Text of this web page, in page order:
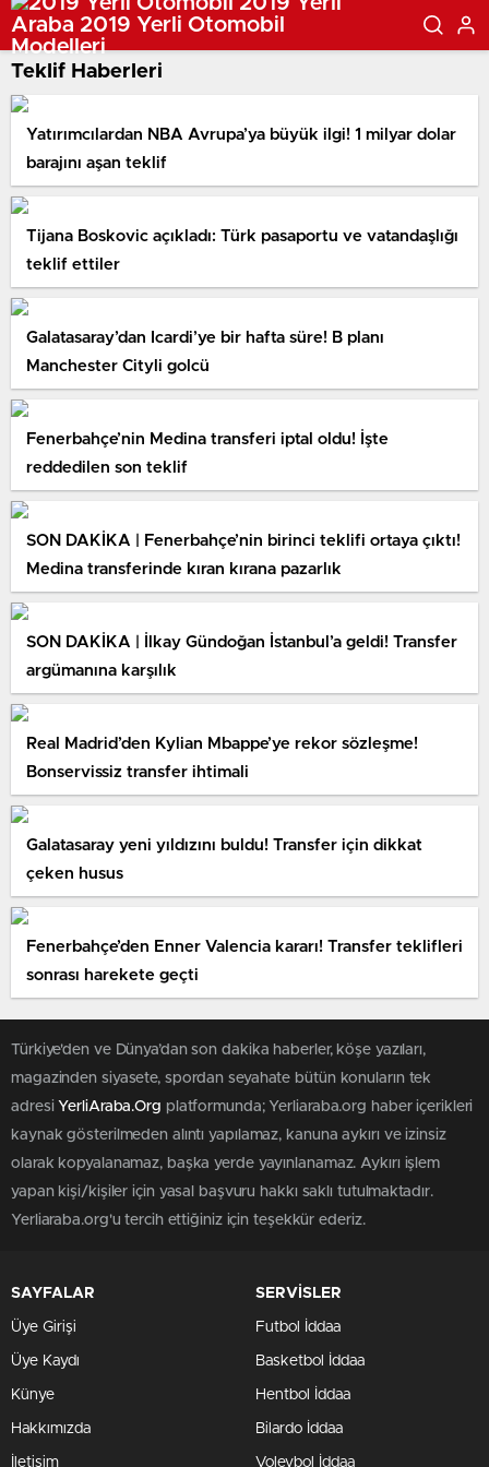
Teklif Haberleri
Yatırımcılardan NBA Avrupa’ya büyük ilgi! 1 milyar dolar
barajını aşan teklif
Tijana Boskovic açıkladı: Türk pasaportu ve vatandaşlığı
teklif ettiler
Galatasaray’dan Icardi’ye bir hafta süre! B planı
Manchester Cityli golcü
Fenerbahçe’nin Medina transferi iptal oldu! İşte
reddedilen son teklif
SON DAKİKA | Fenerbahçe’nin birinci teklifi ortaya çıktı!
Medina transferinde kıran kırana pazarlık
SON DAKİKA | İlkay Gündoğan İstanbul’a geldi! Transfer
argümanına karşılık
Real Madrid’den Kylian Mbappe’ye rekor sözleşme!
Bonservissiz transfer ihtimali
Galatasaray yeni yıldızını buldu! Transfer için dikkat
çeken husus
Fenerbahçe’den Enner Valencia kararı! Transfer teklifleri
sonrası harekete geçti
Türkiye'den ve Dünya’dan son dakika haberler, köşe yazıları,
magazinden siyasete, spordan seyahate bütün konuların tek
adresi YerliAraba.Org platformunda; Yerliaraba.org haber içerikleri
kaynak gösterilmeden alıntı yapılamaz, kanuna aykırı ve izinsiz
olarak kopyalanamaz, başka yerde yayınlanamaz. Aykırı işlem
yapan kişi/kişiler için yasal başvuru hakkı saklı tutulmaktadır.
Yerliaraba.org'u tercih ettiğiniz için teşekkür ederiz.
SAYFALAR
Üye Girişi
Üye Kaydı
Künye
Hakkımızda
İletişim
SERVİSLER
Futbol İddaa
Basketbol İddaa
Hentbol İddaa
Bilardo İddaa
Voleybol İddaa